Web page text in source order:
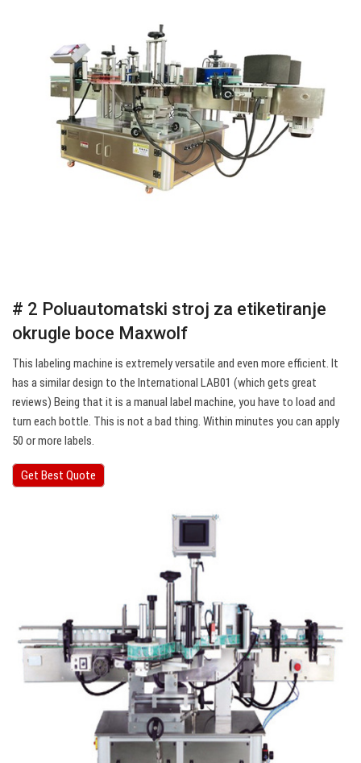
# 2 Poluautomatski stroj za etiketiranje
okrugle boce Maxwolf
This labeling machine is extremely versatile and even more efficient. It
has a similar design to the International LAB01 (which gets great
reviews) Being that it is a manual label machine, you have to load and
turn each bottle. This is not a bad thing. Within minutes you can apply
50 or more labels.
Get Best Quote